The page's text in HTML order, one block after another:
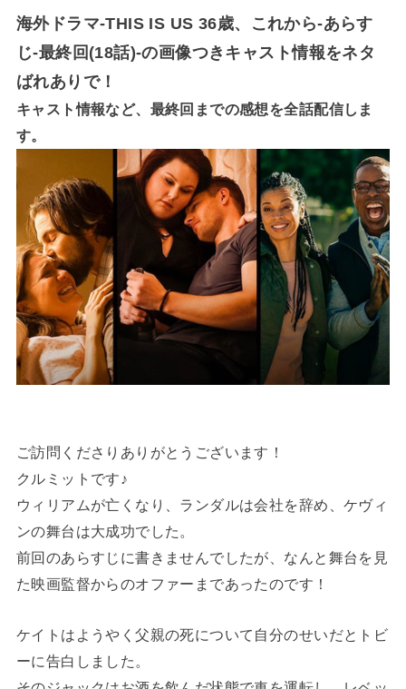
海外ドラマ-THIS IS US 36歳、これから-あらす
じ-最終回(18話)-の画像つきキャスト情報をネタ
ばれありで！
キャスト情報など、最終回までの感想を全話配信しま
す。
ご訪問くださりありがとうございます！
クルミットです♪
ウィリアムが亡くなり、ランダルは会社を辞め、ケヴィ
ンの舞台は大成功でした。
前回のあらすじに書きませんでしたが、なんと舞台を見
た映画監督からのオファーまであったのです！
ケイトはようやく父親の死について自分のせいだとトビ
ーに告白しました。